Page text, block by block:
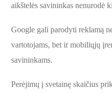
aikštelės savininkas nenurodė
Google gali parodyti reklamą
vartotojams, bet ir mobiliųjų
savininkams.
Perėjimų į svetainę skaičius